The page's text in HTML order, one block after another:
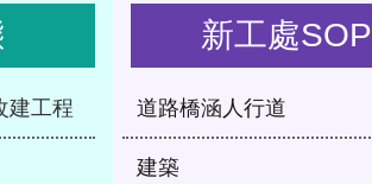
建工程
新工處SOP
道路橋涵人行道
建築